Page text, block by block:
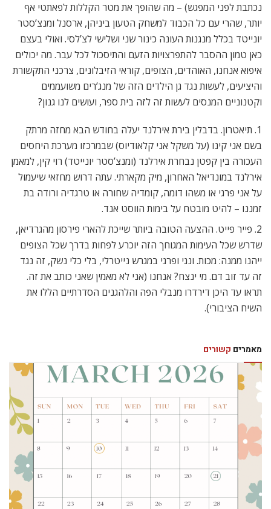
נכתבת לפני המפגש) – מה שהופך את מטר הקללות לפאתטי אף
יותר, שהרי עם כל הכבוד למשחק הטעון ביניהן, ארסנל ומנצ’סטר
יונייטד בכלל מנגנות העונה כינור שני ושלישי לצ’לסי. ואולי בעצם
כאן טמון ההסבר להתפרצויות הזעם והתיסכול לכל עבר. מה יכולים
איפוא אנחנו, האוהדים, הצופים, קוראי הזיבלונים, צרכני התקשורת
והיציעים, לעשות נגד גן הילדים הזה של מנג’רים משועממים
וקטנוניים המנסים לעשות זה לזה בית ספר, ועושים לנו גנון?
1. תיאטרון. בדבלין בירת אירלנד יעלה בחודש הבא מחזה מרתק
בשם אני קינו (על משקל אני קלאודיוס) שבמרכזו מערכת היחסים
העכורה בין קפטן נבחרת אירלנד (ומנצ’סטר יונייטד) רוי קין, למאמן
אירלנד במונדיאל האחרון, מיק מקארתי. עתה דרוש מחזאי שיעמול
על אני פרגי או משהו דומה, קומדיה שחורה או טרגדיה ורודה בת
זמננו – להיט מובטח על בימות הווסט אנד.
2. פייר פייט. ההצעה הטובה ביותר שייכת להארי פירסון מהגרדיאן,
שדרש שכל העימות המגוחך הזה יוכרע לפחות בדרך שכל הצופים
ייהנו ממנה: מכות. ונגי ופרגי במגרש נייטרלי, בלי כלי נשק, זה נגד
זה עד זוב דם. מי ינצח? אנחנו (אני לא מאמין שאני כותב את זה.
תראו עד היכן דירדרו מנבלי הפה והלהגנים הסדרתיים הללו את
השיח הציבורי).
מאמרים קשורים